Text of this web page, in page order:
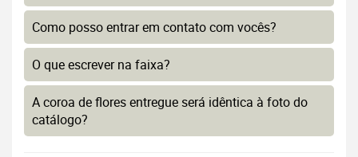
Como posso entrar em contato com vocês?
O que escrever na faixa?
A coroa de flores entregue será idêntica à foto do
catálogo?